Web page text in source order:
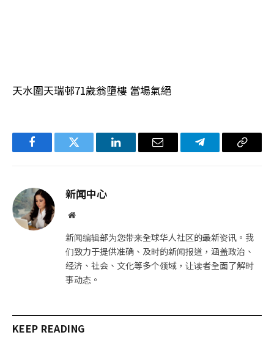
天水圍天瑞邨71歲翁墮樓 當場氣絕
FacebookTwitter LinkedIn电
Telegram复
新闻中心
网
新闻编辑部为您带来全球华人社区的最新资讯。我
们致力于提供准确、及时的新闻报道，涵盖政治、
经济、社会、文化等多个领域，让读者全面了解时
事动态。
KEEP READING